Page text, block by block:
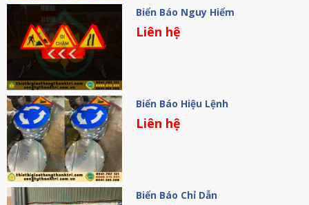
Biển Báo Nguy Hiểm
Liên hệ
Biển Báo Hiệu Lệnh
Liên hệ
Biển Báo Chỉ Dẫn